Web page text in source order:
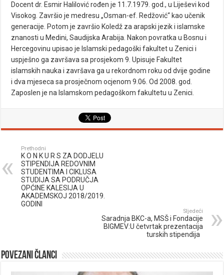
Docent dr. Esmir Halilović rođen je 11.7.1979. god., u Liješevi kod
Visokog. Završio je medresu „Osman-ef. Redžović“ kao učenik
generacije. Potom je završio Koledž za arapski jezik i islamske
znanosti u Medini, Saudijska Arabija. Nakon povratka u Bosnu i
Hercegovinu upisao je Islamski pedagoški fakultet u Zenici i
uspješno ga završava sa prosjekom 9. Upisuje Fakultet
islamskih nauka i završava ga u rekordnom roku od dvije godine
i dva mjeseca sa prosječnom ocjenom 9.06. Od 2008. god.
Zaposlen je na Islamskom pedagoškom fakultetu u Zenici.
Prethodni
K O N K U R S ZA DODJELU
STIPENDIJA REDOVNIM
STUDENTIMA I CIKLUSA
STUDIJA SA PODRUČJA
OPĆINE KALESIJA U
AKADEMSKOJ 2018/2019.
GODINI
Sljedeći
Saradnja BKC-a, MSŠ i Fondacije
BIGMEV:U četvrtak prezentacija
turskih stipendija
Povezani članci